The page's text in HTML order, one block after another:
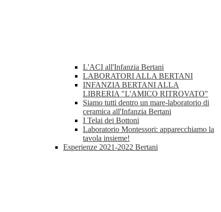
L'ACI all'Infanzia Bertani
LABORATORI ALLA BERTANI
INFANZIA BERTANI ALLA
LIBRERIA "L'AMICO RITROVATO"
Siamo tutti dentro un mare-laboratorio di
ceramica all'Infanzia Bertani
I Telai dei Bottoni
Laboratorio Montessori: apparecchiamo la
tavola insieme!
Esperienze 2021-2022 Bertani